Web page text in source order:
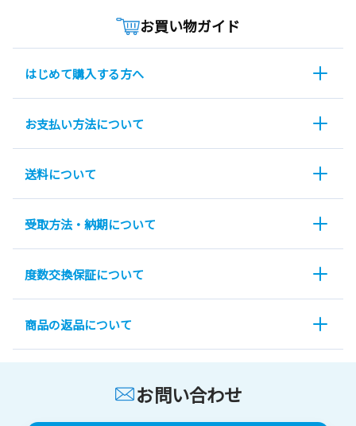
お買い物ガイド
はじめて購入する方へ
お支払い方法について
送料について
受取方法・納期について
度数交換保証について
商品の返品について
お問い合わせ